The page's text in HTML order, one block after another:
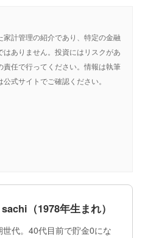
計管理の紹介であり、特定の金融
ありません。投資にはリスクがあ
責任で行ってください。情報は執筆
式サイトでご確認ください。
（1978年生まれ）
世代。40代目前で貯金0にな